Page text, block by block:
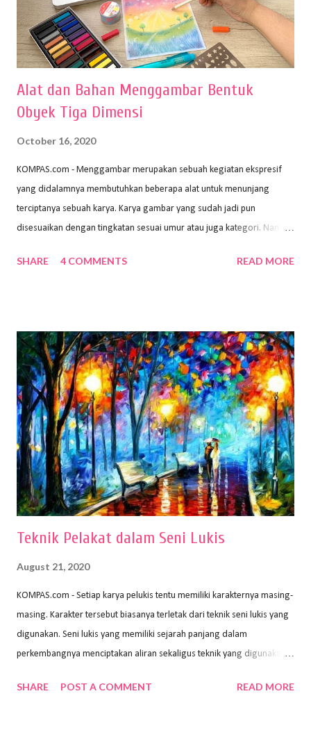
Alat dan Bahan Menggambar Bentuk
Obyek Tiga Dimensi
October 16, 2020
KOMPAS.com - Menggambar merupakan sebuah kegiatan ekspresif
yang didalamnya membutuhkan beberapa alat untuk menunjang
terciptanya sebuah karya. Karya gambar yang sudah jadi pun
disesuaikan dengan tingkatan sesuai umur atau juga kategori. Namun,
sehingga hasilnya bisa dilihat. Peran alat dan bahan sangat
memiliki spesifikasi berbeda sesuai jenisnya. Berikut peralatan
menggambar bentuk: 1. Kertas Gambar Kegiatan menggambar
membutuhkan kertas yang baik agar proses pembuatan gambar lebih
nyaman dan maksimal. Bahan kertas yang baik salah satu syaratnya
adalah tidak mudah sobek, mengingat menggambar merupakan
proses menggores dan menghapus. Kertas adalah bahan yang paling
ideal digunakan untuk menggambar. Dalam menggambar
menggunakan pen...
SHARE 4 COMMENTS READ MORE
Teknik Pelakat dalam Seni Lukis
August 21, 2020
KOMPAS.com - Setiap karya pelukis tentu memiliki karakternya masing-
masing. Karakter tersebut biasanya terletak dari teknik seni lukis yang
digunakan. Seni lukis yang memiliki sejarah panjang dalam
perkembangnya menciptakan aliran sekaligus teknik yang digunakan.
Wayan Kun Adnyana, teknik yang berbeda tentunya akan
SHARE POST A COMMENT READ MORE